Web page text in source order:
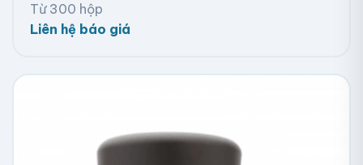
Từ 300 hộp
Liên hệ báo giá